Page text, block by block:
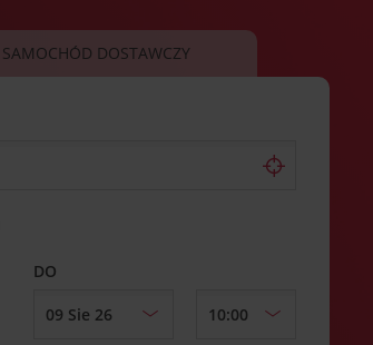
SAMOCHÓD DOSTAWCZY
DO